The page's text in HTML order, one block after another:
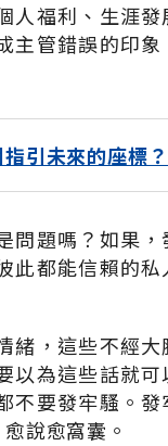
人福利、生涯
主管錯誤的印
引未來的座標？
題嗎？如果，
此都能信賴的
緒，這些不經
為這些話就
不要發牢騷。
說愈窩囊。